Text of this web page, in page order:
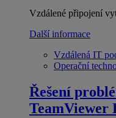
Vzdálené připojení
Další informace
Vzdálená IT
Operační
Řešení
TeamViewer